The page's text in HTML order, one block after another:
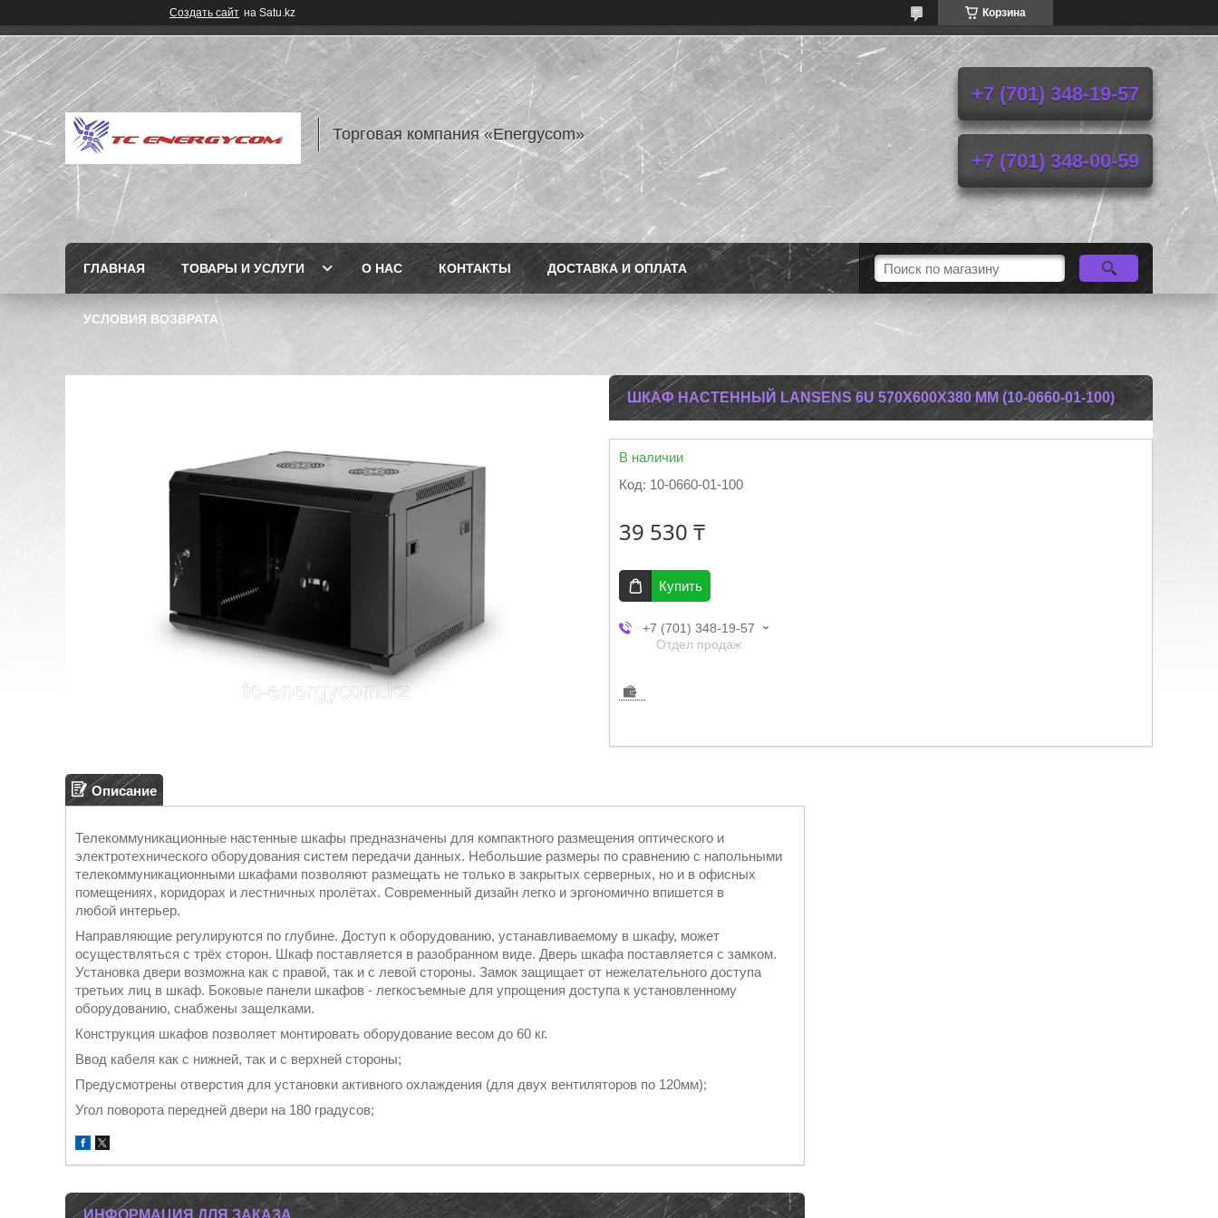
Создать сайт на Satu.kz Корзина
Торговая компания «Energycom»
+7 (701) 348-19-57
+7 (701) 348-00-59
ГЛАВНАЯ ТОВАРЫ И УСЛУГИ О НАС КОНТАКТЫ ДОСТАВКА И ОПЛАТА
УСЛОВИЯ ВОЗВРАТА
ШКАФ НАСТЕННЫЙ LANSENS 6U 570X600X380 ММ (10-0660-01-100)
В наличии
Код: 10-0660-01-100
39 530 ₸
Купить
+7 (701) 348-19-57
Отдел продаж
Описание
Телекоммуникационные настенные шкафы предназначены для компактного размещения оптического и
электротехнического оборудования систем передачи данных. Небольшие размеры по сравнению с напольными
телекоммуникационными шкафами позволяют размещать не только в закрытых серверных, но и в офисных
помещениях, коридорах и лестничных пролётах. Современный дизайн легко и эргономично впишется в
любой интерьер.
Направляющие регулируются по глубине. Доступ к оборудованию, устанавливаемому в шкафу, может
осуществляться с трёх сторон. Шкаф поставляется в разобранном виде. Дверь шкафа поставляется с замком.
Установка двери возможна как с правой, так и с левой стороны. Замок защищает от нежелательного доступа
третьих лиц в шкаф. Боковые панели шкафов - легкосъемные для упрощения доступа к установленному
оборудованию, снабжены защелками.
Конструкция шкафов позволяет монтировать оборудование весом до 60 кг.
Ввод кабеля как с нижней, так и с верхней стороны;
Предусмотрены отверстия для установки активного охлаждения (для двух вентиляторов по 120мм);
Угол поворота передней двери на 180 градусов;
ИНФОРМАЦИЯ ДЛЯ ЗАКАЗА